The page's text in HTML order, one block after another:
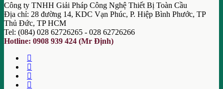
Công ty TNHH Giải Pháp Công Nghệ Thiết Bị Toàn Cầu
Địa chỉ: 28 đường 14, KDC Vạn Phúc, P. Hiệp Bình Phước, TP
Thủ Đức, TP HCM
Tel: (084) 028 62726265 - 028 62726266
Hotline: 0908 939 424 (Mr Định)